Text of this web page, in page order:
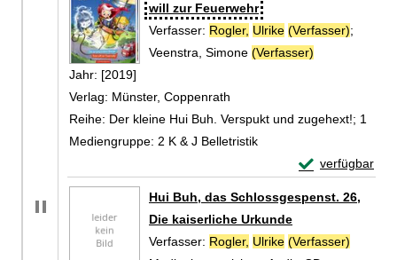
will zur Feuerwehr
Verfasser: Rogler, Ulrike (Verfasser);
Veenstra, Simone (Verfasser)
Jahr: [2019]
Verlag: Münster, Coppenrath
Reihe: Der kleine Hui Buh. Verspukt und zugehext!; 1
Mediengruppe: 2 K & J Belletristik
verfügbar
Exemplar-
Hui Buh, das Schlossgespenst. 26,
Die kaiserliche Urkunde
Verfasser: Rogler, Ulrike (Verfasser)